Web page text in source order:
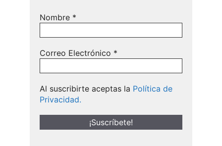
Nombre *
Correo Electrónico *
Al suscribirte aceptas la Política de
Privacidad.